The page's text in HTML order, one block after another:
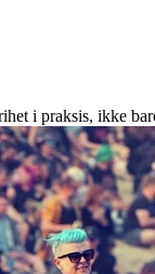
assistanse
i praksis, ikke